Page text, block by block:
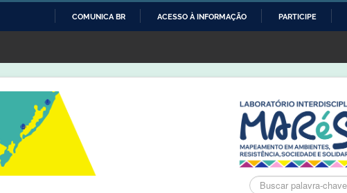
O
CONTEÚDO
COMUNICA BR ACESSO À INFORMAÇÃO PARTICIPE
Busca